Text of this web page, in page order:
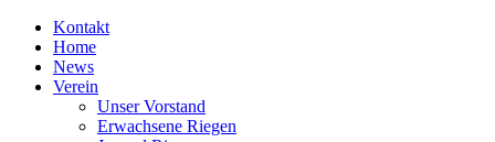
Kontakt
Home
News
Verein
Unser Vorstand
Erwachsene Riegen